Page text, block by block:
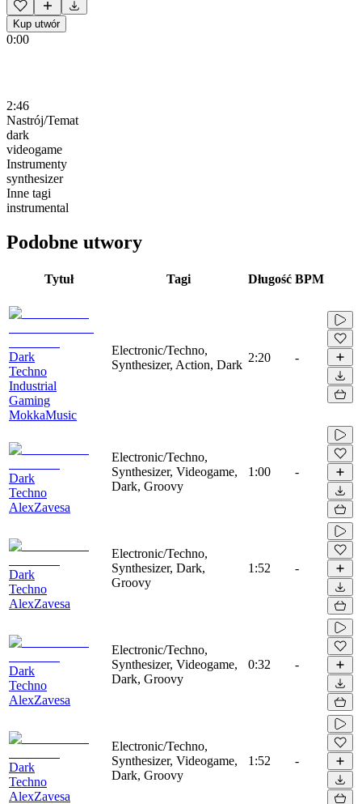
Kup utwór
0:00
2:46
Nastrój/Temat
dark
videogame
Instrumenty
synthesizer
Inne tagi
instrumental
Podobne utwory
Tytuł Tagi Długość BPM
Dark
Techno
Industrial
Gaming
MokkaMusic
Electronic/Techno,
Synthesizer, Action, Dark
2:20 -
Dark
Techno
AlexZavesa
Electronic/Techno,
Synthesizer, Videogame,
Dark, Groovy
1:00 -
Dark
Techno
AlexZavesa
Electronic/Techno,
Synthesizer, Dark,
Groovy
1:52 -
Dark
Techno
AlexZavesa
Electronic/Techno,
Synthesizer, Videogame,
Dark, Groovy
0:32 -
Dark
Techno
AlexZavesa
Electronic/Techno,
Synthesizer, Videogame,
Dark, Groovy
1:52 -